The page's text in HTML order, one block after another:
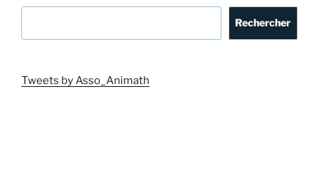
Rechercher
Tweets by Asso_Animath